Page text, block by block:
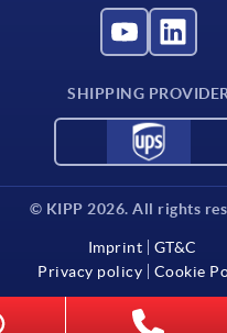
SHIPPING PROVIDER
© KIPP 2026. All rights
Imprint
GT&C
Privacy policy
Cookie